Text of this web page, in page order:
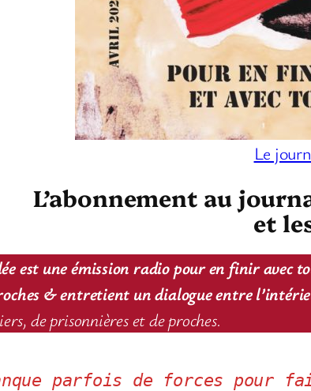
Le
L’abonnement au
et
est une émission radio pour en finir avec
& entretient un dialogue entre
de prisonnières et de proches.
parfois de forces pour